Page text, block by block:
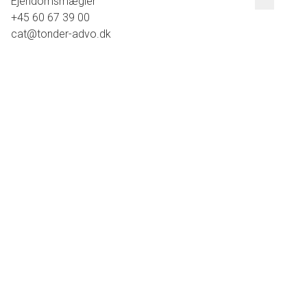
+45 60 67 39 00
cat@tonder-advo.dk